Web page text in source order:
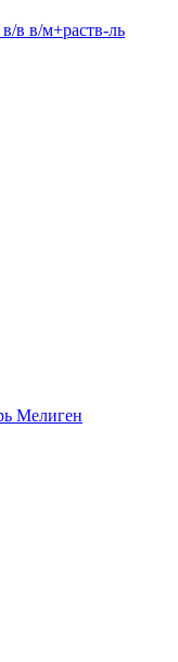
в в/м+раств-ль
Мелиген